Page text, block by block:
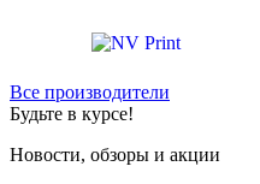
Все производители
Будьте в курсе!
Новости, обзоры и акции